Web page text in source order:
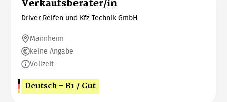
Verkaufsberater/in
Driver Reifen und Kfz-Technik GmbH
Mannheim
keine Angabe
Vollzeit
Deutsch - B1 / Gut